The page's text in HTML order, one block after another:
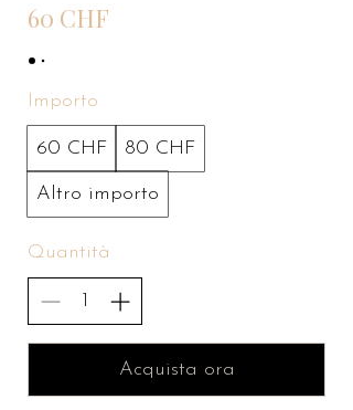
60 CHF
Importo
60 CHF 80 CHF
Altro importo
Quantità
Acquista ora